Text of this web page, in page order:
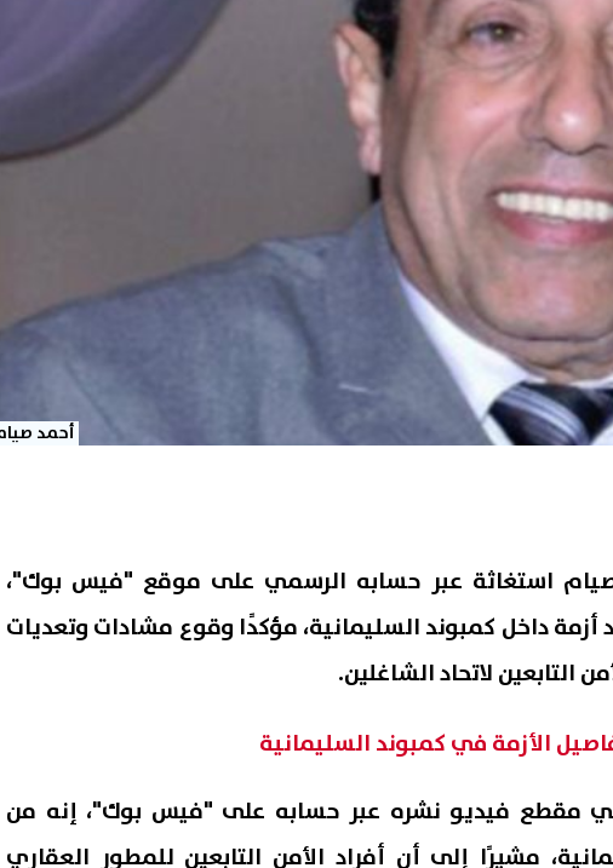
أحمد
استغاثة عبر حسابه الرسمي على موقع "فيس بوك"،
داخل كمبوند السليمانية، مؤكدًا وقوع مشادات وتعديات
التابعين لاتحاد الشاغلين.
الأزمة في كمبوند السليمانية
مقطع فيديو نشره عبر حسابه على "فيس بوك"، إنه من
مشيرًا إلى أن أفراد الأمن التابعين للمطور العقاري